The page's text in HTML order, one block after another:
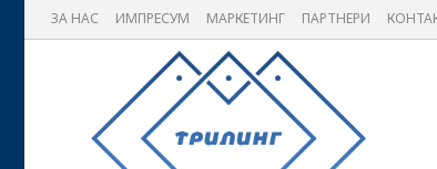
ЗА НАС ИМПРЕСУМ МАРКЕТИНГ ПАРТНЕРИ